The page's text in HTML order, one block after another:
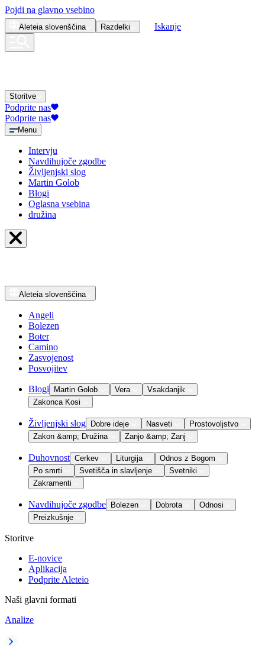
Pojdi na glavno vsebino
Aleteia slovenščina Razdelki Iskanje
Storitve
Podprite nas
Podprite nas
Menu
Intervju
Navdihujoče zgodbe
Življenjski slog
Martin Golob
Blogi
Oglasna vsebina
družina
Aleteia slovenščina
Angeli
Bolezen
Boter
Camino
Zasvojenost
Posvojitev
Blogi Martin Golob Vera
Vsakdanjik
Zakonca Kosi
Življenjski slog Dobre ideje Nasveti
Prostovoljstvo
Zakon &amp; Družina
Zanjo &amp; Zanj
Duhovnost Cerkev Liturgija
Odnos z Bogom
Po smrti
Svetišča in slavljenje
Svetniki
Zakramenti
Navdihujoče zgodbe Bolezen Dobrota
Odnosi
Preizkušnje
Storitve
E-novice
Aplikacija
Podprite Aleteio
Naši glavni formati
Analize